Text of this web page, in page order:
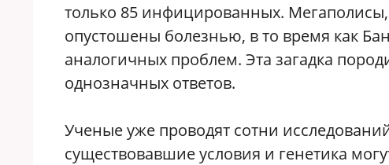
только 85 инфицированных.
опустошены болезнью, в то время как
аналогичных проблем. Эта загадка
однозначных ответов.
Ученые уже проводят сотни
существовавшие условия и генетика